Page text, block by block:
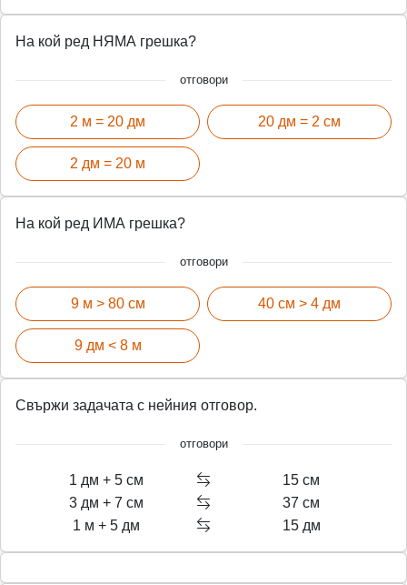
На кой ред НЯМА грешка?
отговори
2 м = 20 дм
2 дм = 20 м
20 дм = 2 см
На кой ред ИМА грешка?
отговори
9 м > 80 см
9 дм < 8 м
40 см > 4 дм
Свържи задачата с нейния отговор.
отговори
1 дм + 5 см
15 см
3 дм + 7 см
37 см
1 м + 5 дм
15 дм